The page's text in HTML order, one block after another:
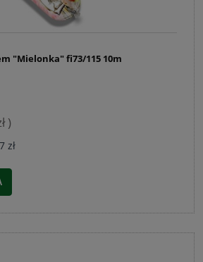
"Mielonka" fi73/115 10m
)
zł